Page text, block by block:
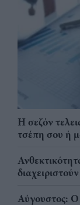
Η σεζόν
τσέπη σου ή
Αύγουστος: Ο